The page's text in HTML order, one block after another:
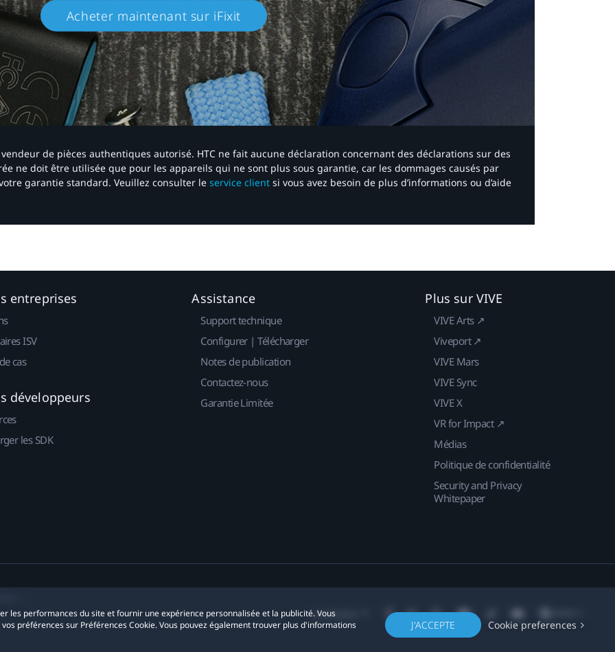
Acheter maintenant sur iFixit​
de pièces authentiques autorisé. HTC ne fait aucune déclaration concernant des déclarations sur des
ne doit être utilisée que pour les appareils qui ne sont plus sous garantie, car les dommages causés par
garantie standard. Veuillez consulter le service client si vous avez besoin de plus d’informations ou d’aide
les performances du site et fournir une expérience personnalisée et la publicité. Vous
préférences sur Préférences Cookie. Vous pouvez également trouver plus d'informations
J'ACCEPTE Cookie preferences
entreprises
ISV
cas
développeurs
les SDK
Assistance
Support technique
Configurer | Télécharger
Notes de publication
Contactez-nous
Garantie Limitée
Plus sur VIVE
VIVE Arts ↗
Viveport ↗
VIVE Mars
VIVE Sync
VIVE X
VR for Impact ↗
Médias
Politique de confidentialité
Security and Privacy
Whitepaper
Localisation